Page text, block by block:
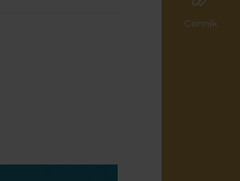
Cenník